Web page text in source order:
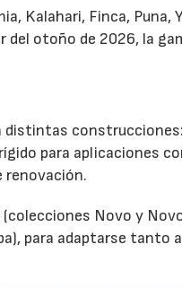
Kalahari, Finca, Puna,
del otoño de 2026, la
distintas
para aplicaciones
renovación.
Novo y
para adaptarse tanto a